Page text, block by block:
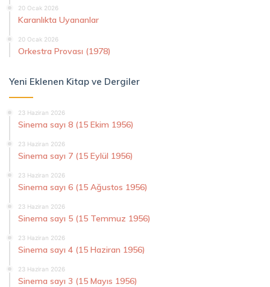
20 Ocak 2026
Karanlıkta Uyananlar
20 Ocak 2026
Orkestra Provası (1978)
Yeni Eklenen Kitap ve Dergiler
23 Haziran 2026
Sinema sayı 8 (15 Ekim 1956)
23 Haziran 2026
Sinema sayı 7 (15 Eylül 1956)
23 Haziran 2026
Sinema sayı 6 (15 Ağustos 1956)
23 Haziran 2026
Sinema sayı 5 (15 Temmuz 1956)
23 Haziran 2026
Sinema sayı 4 (15 Haziran 1956)
23 Haziran 2026
Sinema sayı 3 (15 Mayıs 1956)